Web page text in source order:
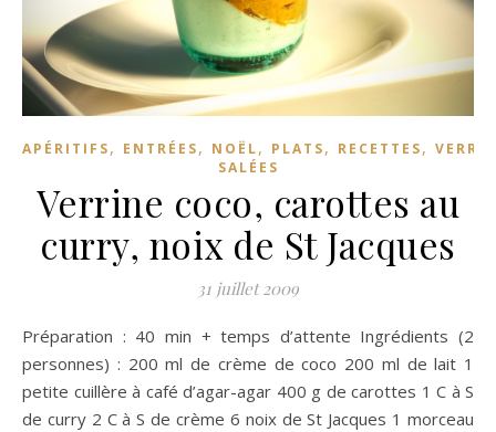
APÉRITIFS, ENTRÉES, NOËL, PLATS, RECETTES,
SALÉES
Verrine coco, carottes au
curry, noix de St Jacques
31 juillet 2009
Préparation : 40 min + temps d’attente Ingrédients (2
personnes) : 200 ml de crème de coco 200 ml de lait 1
petite cuillère à café d’agar-agar 400 g de carottes 1 C à S
de curry 2 C à S de crème 6 noix de St Jacques 1 morceau